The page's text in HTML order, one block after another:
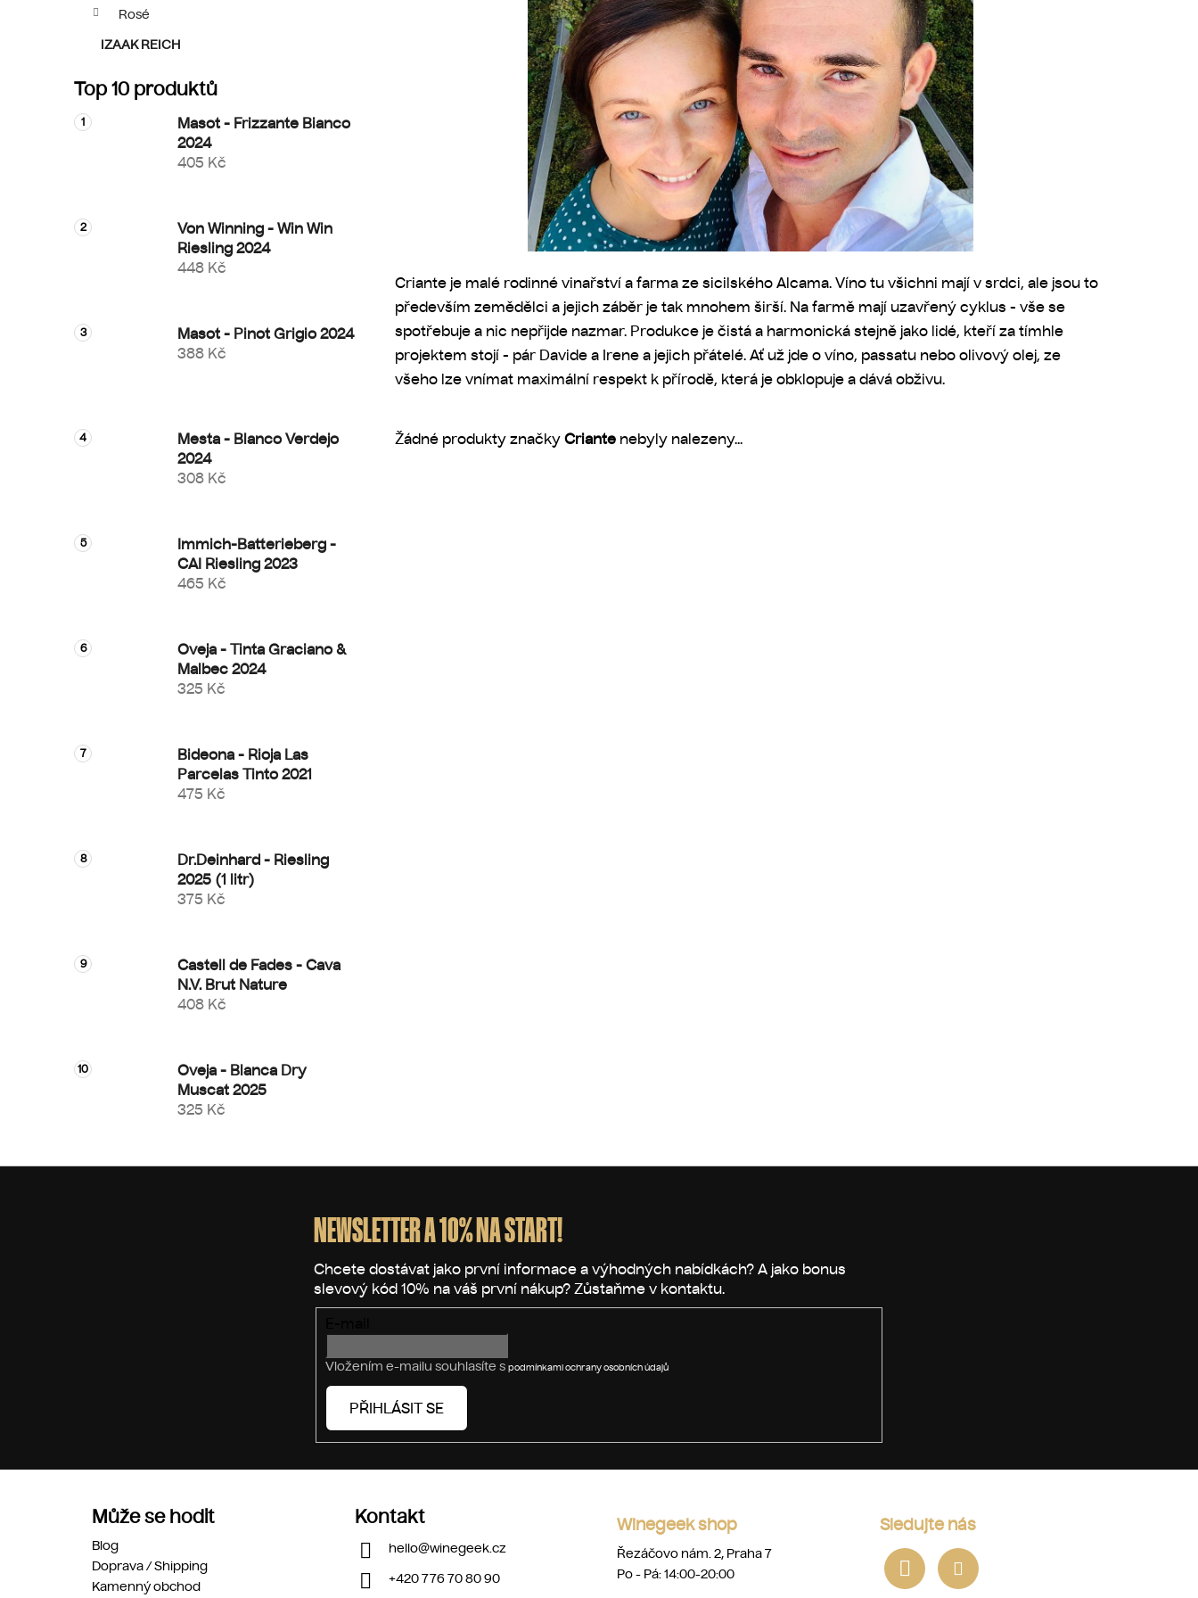
e
Rosé
IZAAK REICH
Top 10 produktů
Masot - Frizzante Bianco
2024
405 Kč
Von Winning - Win Win
Riesling 2024
448 Kč
Masot - Pinot Grigio 2024
388 Kč
Mesta - Blanco Verdejo
2024
308 Kč
Immich-Batterieberg -
CAI Riesling 2023
465 Kč
Oveja - Tinta Graciano &
Malbec 2024
325 Kč
Bideona - Rioja Las
Parcelas Tinto 2021
475 Kč
Dr.Deinhard - Riesling
2025 (1 litr)
375 Kč
Castell de Fades - Cava
N.V. Brut Nature
408 Kč
Oveja - Blanca Dry
Muscat 2025
325 Kč
Criante je malé rodinné vinařství a farma ze sicilského Alcama. Víno tu všichni mají v srdci, ale jsou to
především zemědělci a jejich záběr je tak mnohem širší. Na farmě mají uzavřený cyklus - vše se
spotřebuje a nic nepřijde nazmar. Produkce je čistá a harmonická stejně jako lidé, kteří za tímhle
projektem stojí - pár Davide a Irene a jejich přátelé. Ať už jde o víno, passatu nebo olivový olej, ze
všeho lze vnímat maximální respekt k přírodě, která je obklopuje a dává obživu.
Žádné produkty značky Criante nebyly nalezeny...
NEWSLETTER A 10% NA START!
Vložením e-mailu souhlasíte s podmínkami ochrany osobních údajů
PŘIHLÁSIT SE
Může se hodit
Blog
Doprava / Shipping
Kamenný obchod
Kontakt
hello@winegeek.cz
+420 776 70 80 90
Winegeek shop
Řezáčovo nám. 2, Praha 7
Po - Pá: 14:00-20:00
Sledujte nás